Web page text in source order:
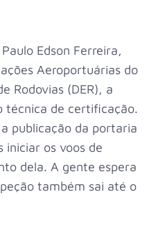
Edson Ferreira,
Aeroportuárias do
Rodovias (DER), a
técnica de certificação.
publicação da portaria
iniciar os voos de
dela. A gente espera
também sai até o